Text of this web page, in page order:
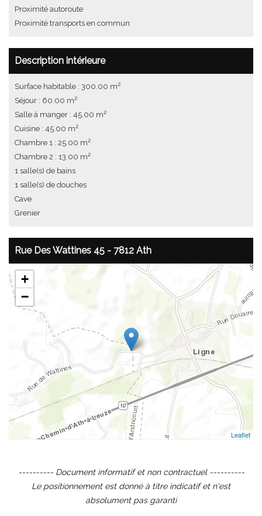
Proximité autoroute
Proximité transports en commun
Description intérieure
Surface habitable : 300.00 m²
Séjour : 60.00 m²
Salle à manger : 45.00 m²
Cuisine : 45.00 m²
Chambre 1 : 25.00 m²
Chambre 2 : 13.00 m²
1 salle(s) de bains
1 salle(s) de douches
Cave
Grenier
Rue Des Wattines 45 - 7812 Ath
+
−
Leaflet
---------- Document informatif et non contractuel ----------
Le positionnement est donné à titre indicatif et n'est
absolument pas garanti